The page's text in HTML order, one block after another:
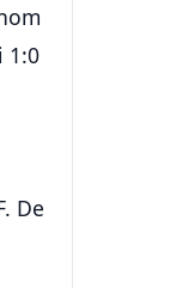
1:0
De